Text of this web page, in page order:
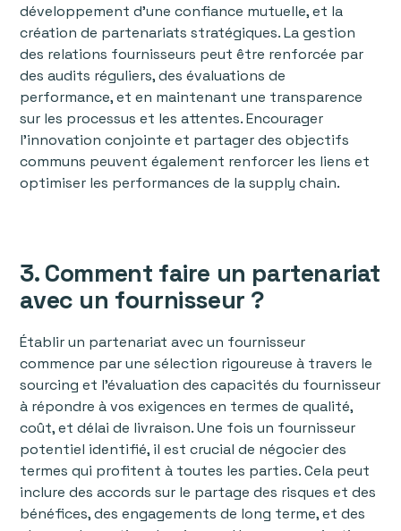
développement d’une confiance mutuelle, et la
création de partenariats stratégiques. La gestion
des relations fournisseurs peut être renforcée par
des audits réguliers, des évaluations de
performance, et en maintenant une transparence
sur les processus et les attentes. Encourager
l'innovation conjointe et partager des objectifs
communs peuvent également renforcer les liens et
optimiser les performances de la supply chain.
3. Comment faire un partenariat
avec un fournisseur ?
Établir un partenariat avec un fournisseur
commence par une sélection rigoureuse à travers le
sourcing et l'évaluation des capacités du fournisseur
à répondre à vos exigences en termes de qualité,
coût, et délai de livraison. Une fois un fournisseur
potentiel identifié, il est crucial de négocier des
termes qui profitent à toutes les parties. Cela peut
inclure des accords sur le partage des risques et des
bénéfices, des engagements de long terme, et des